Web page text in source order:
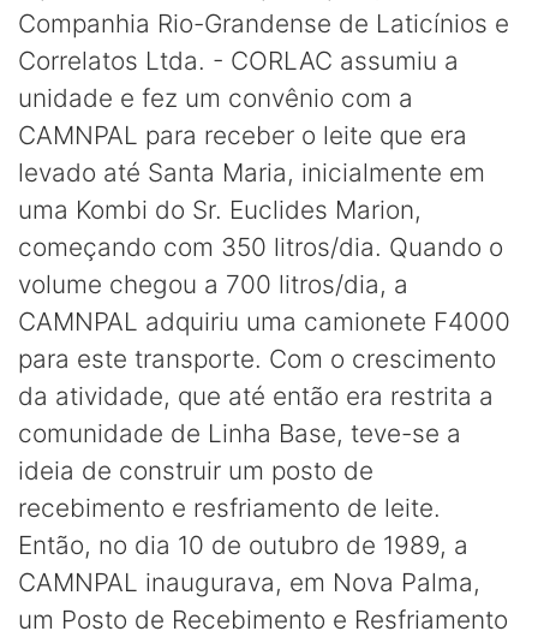
Companhia Rio-Grandense de Laticínios e
Correlatos Ltda. - CORLAC assumiu a
unidade e fez um convênio com a
CAMNPAL para receber o leite que era
levado até Santa Maria, inicialmente em
uma Kombi do Sr. Euclides Marion,
começando com 350 litros/dia. Quando o
volume chegou a 700 litros/dia, a
CAMNPAL adquiriu uma camionete F4000
para este transporte. Com o crescimento
da atividade, que até então era restrita a
comunidade de Linha Base, teve-se a
ideia de construir um posto de
recebimento e resfriamento de leite.
Então, no dia 10 de outubro de 1989, a
CAMNPAL inaugurava, em Nova Palma,
um Posto de Recebimento e Resfriamento